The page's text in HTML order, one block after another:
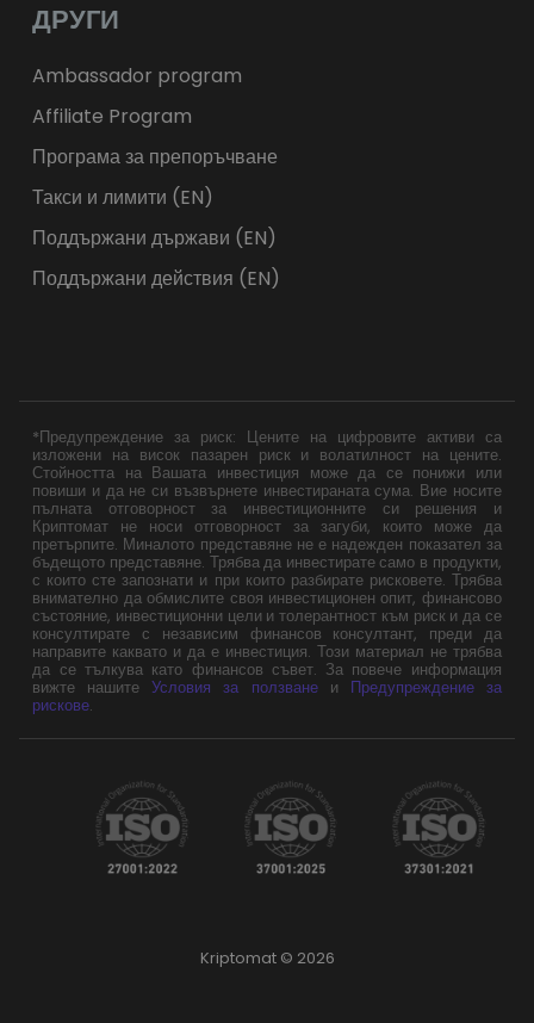
ДРУГИ
Ambassador program
Affiliate Program
Програма за препоръчване
Такси и лимити (EN)
Поддържани държави (EN)
Поддържани действия (EN)
*Предупреждение за риск: Цените на цифровите активи са
изложени на висок пазарен риск и волатилност на цените.
Стойността на Вашата инвестиция може да се понижи или
повиши и да не си възвърнете инвестираната сума. Вие носите
пълната отговорност за инвестиционните си решения и
Криптомат не носи отговорност за загуби, които може да
претърпите. Миналото представяне не е надежден показател за
бъдещото представяне. Трябва да инвестирате само в продукти,
с които сте запознати и при които разбирате рисковете. Трябва
внимателно да обмислите своя инвестиционен опит, финансово
състояние, инвестиционни цели и толерантност към риск и да се
консултирате с независим финансов консултант, преди да
направите каквато и да е инвестиция. Този материал не трябва
да се тълкува като финансов съвет. За повече информация
вижте нашитеУсловия за ползванеи Предупреждение за
рискове.
Kriptomat © 2026